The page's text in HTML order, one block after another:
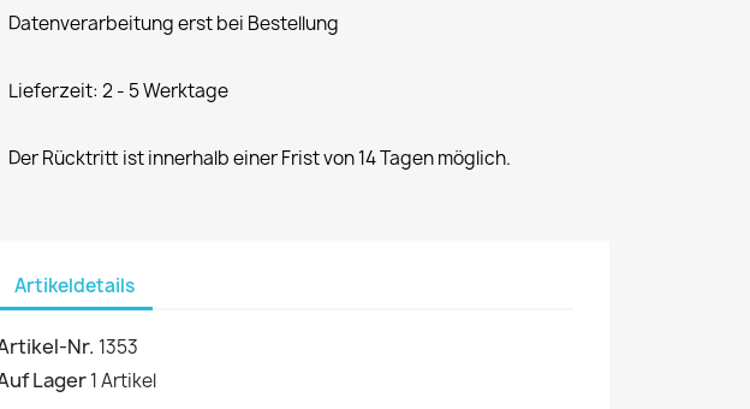
Datenverarbeitung erst bei Bestellung
Lieferzeit: 2 - 5 Werktage
Der Rücktritt ist innerhalb einer Frist von 14 Tagen möglich.
Artikeldetails
Nr. 1353
Lager1 Artikel